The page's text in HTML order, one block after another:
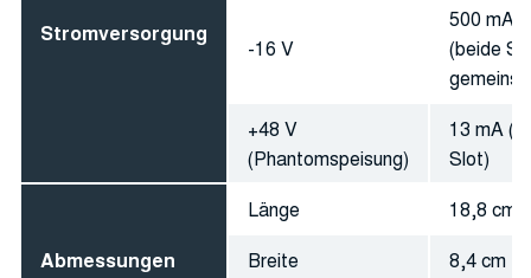
Stromversorgung
-16 V
500 mA
(beide
+48 V
(Phantomspeisung)
13 mA
Slot)
Abmessungen
Länge
18,8 cm
Breite
8,4 cm